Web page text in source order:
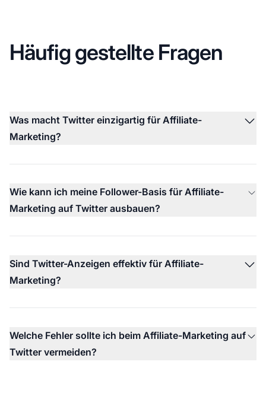
Häufig gestellte Fragen
Was macht Twitter einzigartig für Affiliate-
Marketing?
Wie kann ich meine Follower-Basis für Affiliate-
Marketing auf Twitter ausbauen?
Sind Twitter-Anzeigen effektiv für Affiliate-
Marketing?
Welche Fehler sollte ich beim Affiliate-Marketing auf
Twitter vermeiden?